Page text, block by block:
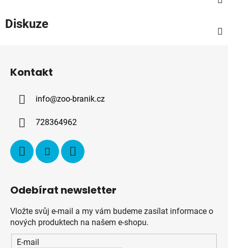
Diskuze
Kontakt
info@zoo-branik.cz
728364962
Odebírat newsletter
Vložte svůj e-mail a my vám budeme zasílat informace o
nových produktech na našem e-shopu.
E-mail